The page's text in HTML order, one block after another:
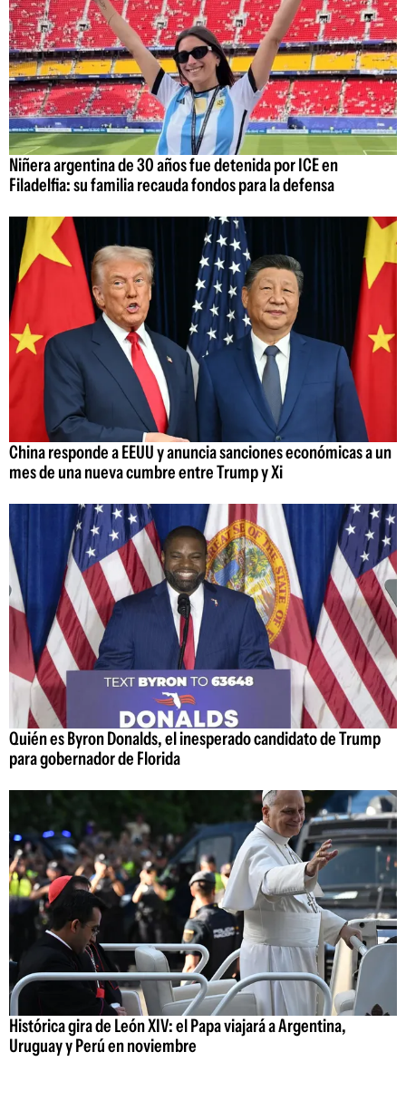
Niñera argentina de 30 años fue detenida por ICE en
Filadelfia: su familia recauda fondos para la defensa
China responde a EEUU y anuncia sanciones económicas a un
mes de una nueva cumbre entre Trump y Xi
Quién es Byron Donalds, el inesperado candidato de Trump
para gobernador de Florida
Histórica gira de León XIV: el Papa viajará a Argentina,
Uruguay y Perú en noviembre